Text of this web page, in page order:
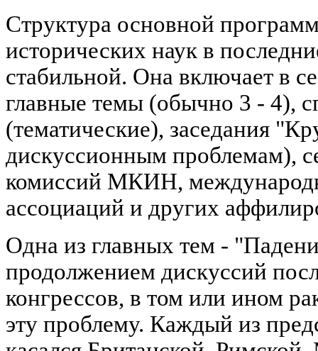
Структура основной
исторических наук в
стабильной. Она включает в
главные темы (обычно 3 - 4),
(тематические), заседания
дискуссионным проблемам),
комиссий МКИН,
ассоциаций и других
Одна из главных тем -
продолжением дискуссий
конгрессов, в том или ином
эту проблему. Каждый из